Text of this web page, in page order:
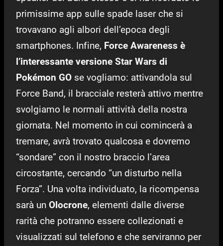
primissime app sulle spade laser che si
trovavano agli albori dell’epoca degli
smartphones. Infine, Force Awareness è
l’interessante versione Star Wars di
Pokémon GO se vogliamo: attivandola sul
Force Band, il bracciale resterà attivo mentre
svolgiamo le normali attività della nostra
giornata. Nel momento in cui comincerà a
tremare, avrà trovato qualcosa e dovremo
“sondare” con il nostro braccio l’area
circostante, cercando “un disturbo nella
Forza”. Una volta individuato, la ricompensa
sarà un Olocrone, elementi dalle diverse
rarità che potranno essere collezionati e
visualizzati sul telefono e che serviranno per